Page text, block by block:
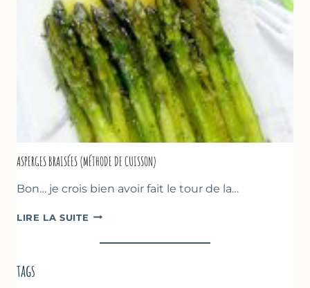
FRUITS
ROUGES
ASPERGES BRAISÉES (MÉTHODE DE CUISSON)
Bon… je crois bien avoir fait le tour de la…
LIRE LA SUITE ASPERGES
(MÉTHODE
tags